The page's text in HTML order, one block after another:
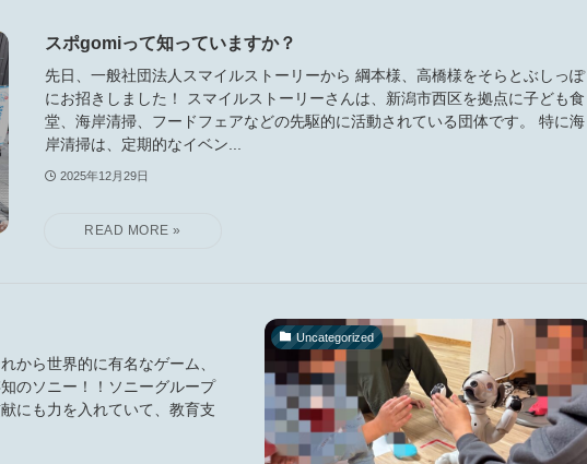
スポgomiって知っていますか？
先日、一般社団法人スマイルストーリーから 綱本様、高橋様をそらとぶしっぽ
にお招きしました！ スマイルストーリーさんは、新潟市西区を拠点に子ども食
堂、海岸清掃、フードフェアなどの先駆的に活動されている団体です。 特に海
岸清掃は、定期的なイベン...
2025年12月29日
Uncategorized
から世界的に有名なゲーム、
のソニー！！ソニーグループ
にも力を入れていて、教育支